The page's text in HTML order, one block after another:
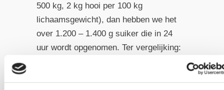
500 kg, 2 kg hooi per 100 kg
lichaamsgewicht), dan hebben we het
over 1.200 – 1.400 g suiker die in 24
uur wordt opgenomen. Ter vergelijking: